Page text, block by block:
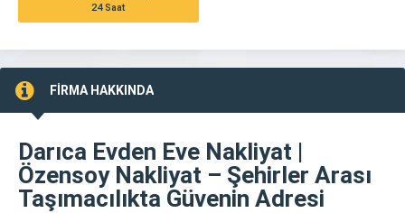
24 Saat
FİRMA HAKKINDA
Darıca Evden Eve Nakliyat |
Özensoy Nakliyat – Şehirler Arası
Taşımacılıkta Güvenin Adresi